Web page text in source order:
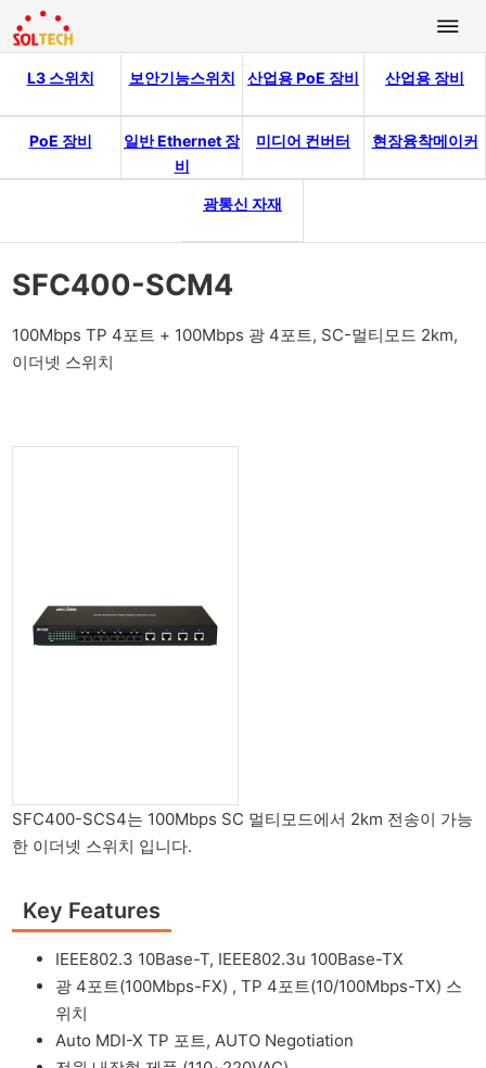
L3 스위치 보안기능스위치 산업용 PoE 장비 산업용 장비
PoE 장비
일반 Ethernet 장
비
미디어 컨버터 현장융착메이커
광통신 자재
SFC400-SCM4
100Mbps TP 4포트 + 100Mbps 광 4포트, SC-멀티모드 2km,
이더넷 스위치
SFC400-SCS4는 100Mbps SC 멀티모드에서 2km 전송이 가능
한 이더넷 스위치 입니다.
Key Features
IEEE802.3 10Base-T, IEEE802.3u 100Base-TX
광 4포트(100Mbps-FX) , TP 4포트(10/100Mbps-TX) 스
위치
Auto MDI-X TP 포트, AUTO Negotiation